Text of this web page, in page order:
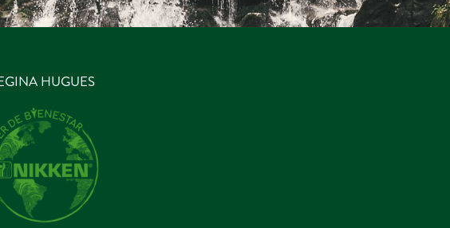
HUGUES